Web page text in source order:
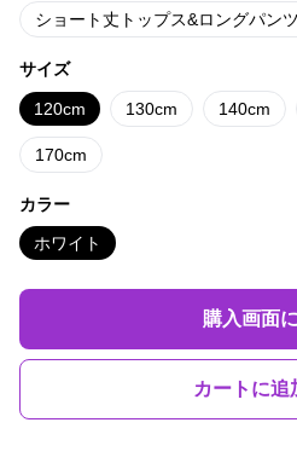
ショート丈トップス&ロングパン
サイズ
120cm 130cm 140cm
170cm
カラー
ホワイト
購入画面
カートに追